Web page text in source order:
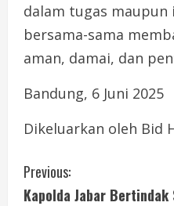
dalam tugas maupun
bersama-sama
aman, damai, dan
Bandung, 6 Juni 2025
Dikeluarkan oleh Bid
C
Previous:
Kapolda Jabar Bertindak